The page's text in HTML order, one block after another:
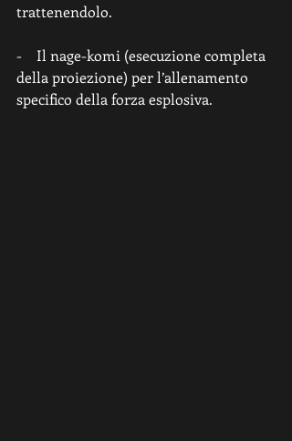
trattenendolo.
-    Il nage-komi (esecuzione completa
della proiezione) per l’allenamento
specifico della forza esplosiva.